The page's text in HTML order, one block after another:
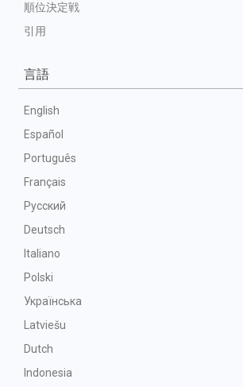
順位決定戦
引用
言語
English
Español
Português
Français
Русский
Deutsch
Italiano
Polski
Українська
Latviešu
Dutch
Indonesia